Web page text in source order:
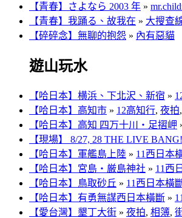
【青春】さよなら 2003 年 »
【青春】我踊る、故我在 » 大搜查
【碎碎念】無聊的抱怨 » 內有惡貓
遊山玩水
【哈日本】横浜、下北沢、新宿 »
【哈日本】高知市 » 12高知行, 夜拍,
【哈日本】高知 四万十川‧足摺岬
【現場】 8/27, 28 THE LIVE
【哈日本】軍艦島上陸 » 11西日本
【哈日本】宮島‧厳島神社 » 11西
【哈日本】鳥取砂丘 » 11西日本橫
【哈日本】有勇無謀西日本橫斷 »
【愛台灣】墾丁大街 » 夜拍, 相簿,